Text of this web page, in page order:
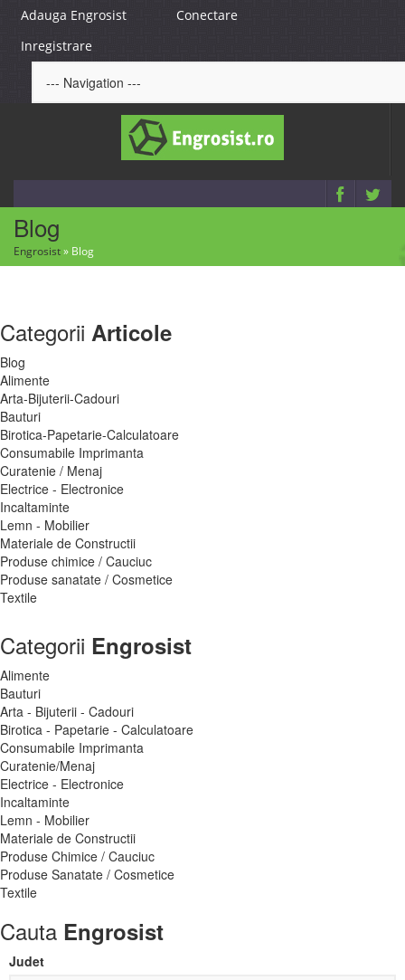
Adauga Engrosist
Conectare
Inregistrare
Blog
Engrosist» Blog
Categorii Articole
Blog
Alimente
Arta-Bijuterii-Cadouri
Bauturi
Birotica-Papetarie-Calculatoare
Consumabile Imprimanta
Curatenie / Menaj
Electrice - Electronice
Incaltaminte
Lemn - Mobilier
Materiale de Constructii
Produse chimice / Cauciuc
Produse sanatate / Cosmetice
Textile
Categorii Engrosist
Alimente
Bauturi
Arta - Bijuterii - Cadouri
Birotica - Papetarie - Calculatoare
Consumabile Imprimanta
Curatenie/Menaj
Electrice - Electronice
Incaltaminte
Lemn - Mobilier
Materiale de Constructii
Produse Chimice / Cauciuc
Produse Sanatate / Cosmetice
Textile
Cauta Engrosist
Judet